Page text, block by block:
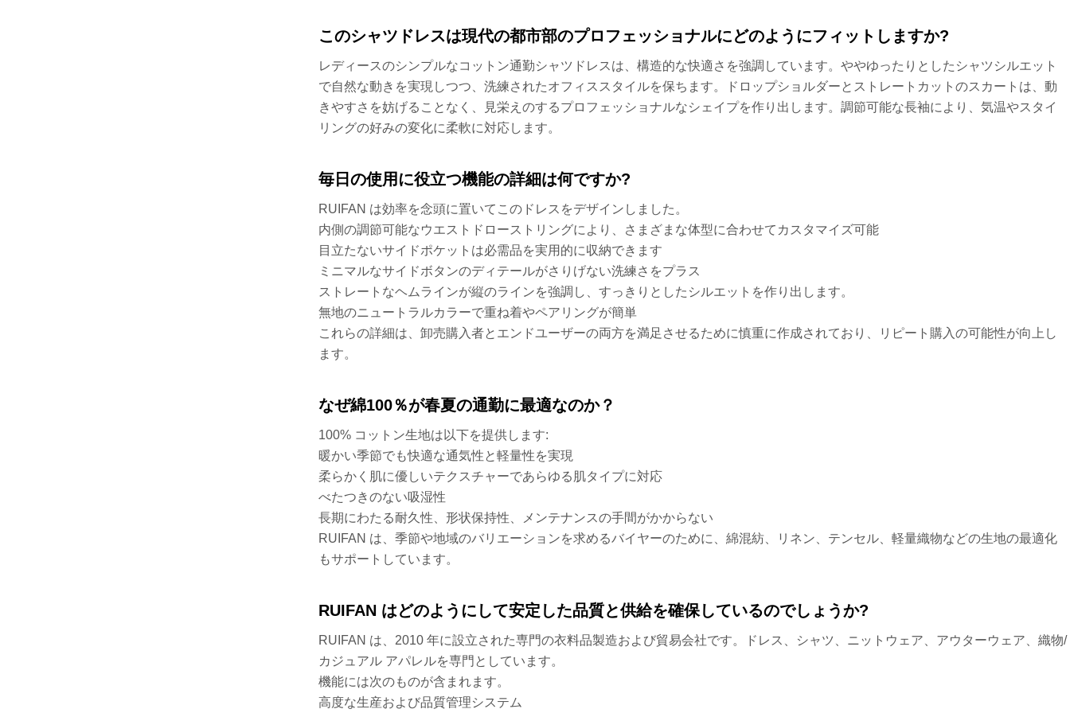
このシャツドレスは現代の都市部のプロフェッショナルにどのようにフィットしますか?
レディースのシンプルなコットン通勤シャツドレスは、構造的な快適さを強調しています。ややゆったりとしたシャツシルエット
で自然な動きを実現しつつ、洗練されたオフィススタイルを保ちます。ドロップショルダーとストレートカットのスカートは、動
きやすさを妨げることなく、見栄えのするプロフェッショナルなシェイプを作り出します。調節可能な長袖により、気温やスタイ
リングの好みの変化に柔軟に対応します。
毎日の使用に役立つ機能の詳細は何ですか?
RUIFAN は効率を念頭に置いてこのドレスをデザインしました。
内側の調節可能なウエストドローストリングにより、さまざまな体型に合わせてカスタマイズ可能
目立たないサイドポケットは必需品を実用的に収納できます
ミニマルなサイドボタンのディテールがさりげない洗練さをプラス
ストレートなヘムラインが縦のラインを強調し、すっきりとしたシルエットを作り出します。
無地のニュートラルカラーで重ね着やペアリングが簡単
これらの詳細は、卸売購入者とエンドユーザーの両方を満足させるために慎重に作成されており、リピート購入の可能性が向上し
ます。
なぜ綿100％が春夏の通勤に最適なのか？
100% コットン生地は以下を提供します:
暖かい季節でも快適な通気性と軽量性を実現
柔らかく肌に優しいテクスチャーであらゆる肌タイプに対応
べたつきのない吸湿性
長期にわたる耐久性、形状保持性、メンテナンスの手間がかからない
RUIFAN は、季節や地域のバリエーションを求めるバイヤーのために、綿混紡、リネン、テンセル、軽量織物などの生地の最適化
もサポートしています。
RUIFAN はどのようにして安定した品質と供給を確保しているのでしょうか?
RUIFAN は、2010 年に設立された専門の衣料品製造および貿易会社です。ドレス、シャツ、ニットウェア、アウターウェア、織物/
カジュアル アパレルを専門としています。
機能には次のものが含まれます。
高度な生産および品質管理システム